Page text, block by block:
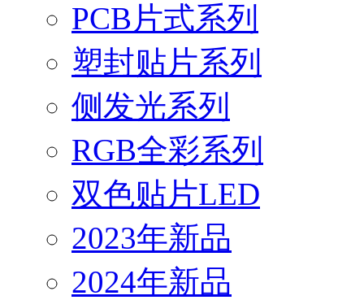
PCB片式系列
塑封贴片系列
侧发光系列
RGB全彩系列
双色贴片LED
2023年新品
2024年新品